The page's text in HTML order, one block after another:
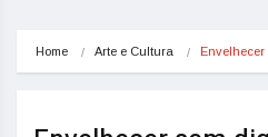
Home Arte e Cultura